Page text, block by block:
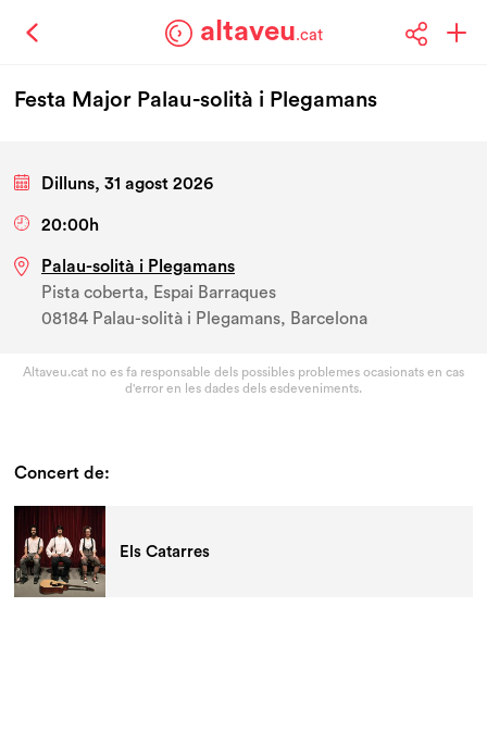
altaveu.cat
Festa Major Palau-solità i Plegamans
Dilluns, 31 agost 2026
20:00h
Palau-solità i Plegamans
Pista coberta, Espai Barraques
08184 Palau-solità i Plegamans, Barcelona
Altaveu.cat no es fa responsable dels possibles problemes ocasionats en cas
d'error en les dades dels esdeveniments.
Concert de:
Els Catarres